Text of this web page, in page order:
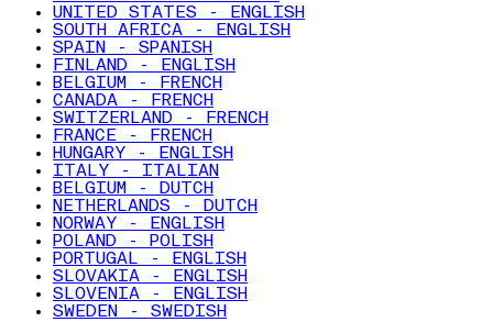
UNITED STATES - ENGLISH
SOUTH AFRICA - ENGLISH
SPAIN - SPANISH
FINLAND - ENGLISH
BELGIUM - FRENCH
CANADA - FRENCH
SWITZERLAND - FRENCH
FRANCE - FRENCH
HUNGARY - ENGLISH
ITALY - ITALIAN
BELGIUM - DUTCH
NETHERLANDS - DUTCH
NORWAY - ENGLISH
POLAND - POLISH
PORTUGAL - ENGLISH
SLOVAKIA - ENGLISH
SLOVENIA - ENGLISH
SWEDEN - SWEDISH